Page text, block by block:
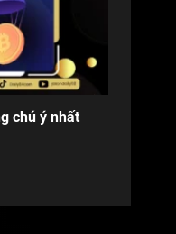
chú ý nhất